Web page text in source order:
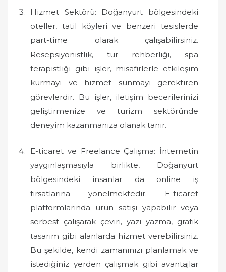
Hizmet Sektörü: Doğanyurt bölgesindeki
oteller, tatil köyleri ve benzeri tesislerde
part-time olarak çalışabilirsiniz.
Resepsiyonistlik, tur rehberliği, spa
terapistliği gibi işler, misafirlerle etkileşim
kurmayı ve hizmet sunmayı gerektiren
görevlerdir. Bu işler, iletişim becerilerinizi
geliştirmenize ve turizm sektöründe
deneyim kazanmanıza olanak tanır.
E-ticaret ve Freelance Çalışma: İnternetin
yaygınlaşmasıyla birlikte, Doğanyurt
bölgesindeki insanlar da online iş
fırsatlarına yönelmektedir. E-ticaret
platformlarında ürün satışı yapabilir veya
serbest çalışarak çeviri, yazı yazma, grafik
tasarım gibi alanlarda hizmet verebilirsiniz.
Bu şekilde, kendi zamanınızı planlamak ve
istediğiniz yerden çalışmak gibi avantajlar